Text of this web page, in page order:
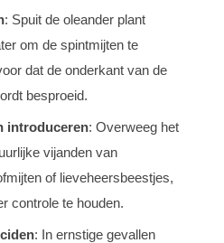
: Spuit de oleander plant
om de spintmijten te
dat de onderkant van de
besproeid.
introduceren: Overweeg het
vijanden van
of lieveheersbeestjes,
controle te houden.
: In ernstige gevallen